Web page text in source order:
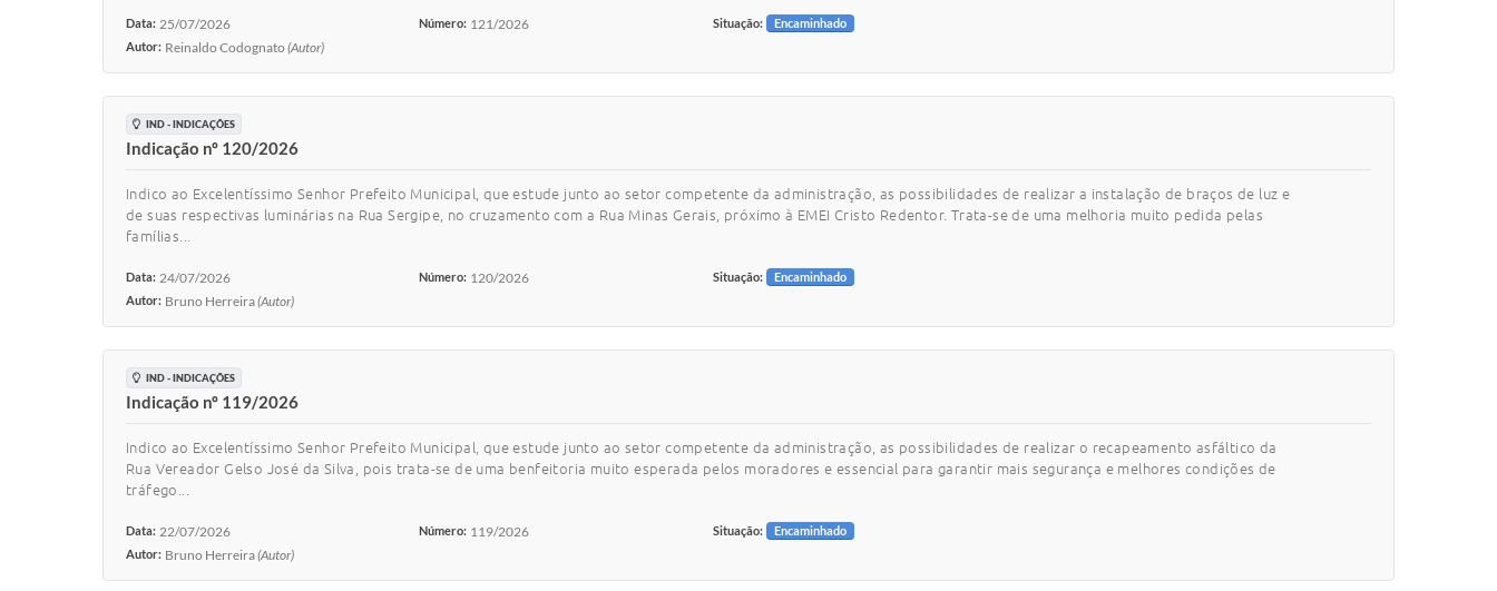
Data: 25/07/2026 Número: 121/2026 Situação:
Encaminhado
Autor: Reinaldo Codognato (Autor)
IND - INDICAÇÕES
Indicação nº 120/2026
Indico ao Excelentíssimo Senhor Prefeito Municipal, que estude junto ao setor competente da administração, as possibilidades de realizar a instalação de braços de luz e
de suas respectivas luminárias na Rua Sergipe, no cruzamento com a Rua Minas Gerais, próximo à EMEI Cristo Redentor. Trata-se de uma melhoria muito pedida pelas
famílias...
Data: 24/07/2026 Número: 120/2026 Situação:
Encaminhado
Autor: Bruno Herreira(Autor)
IND - INDICAÇÕES
Indicação nº 119/2026
Indico ao Excelentíssimo Senhor Prefeito Municipal, que estude junto ao setor competente da administração, as possibilidades de realizar o recapeamento asfáltico da
Rua Vereador Gelso José da Silva, pois trata-se de uma benfeitoria muito esperada pelos moradores e essencial para garantir mais segurança e melhores condições de
tráfego...
Data: 22/07/2026 Número: 119/2026 Situação:
Encaminhado
Autor: Bruno Herreira(Autor)